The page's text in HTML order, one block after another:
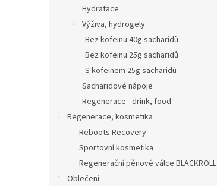
Hydratace
Výživa, hydrogely
Bez kofeinu 40g sacharidů
Bez kofeinu 25g sacharidů
S kofeinem 25g sacharidů
Sacharidové nápoje
Regenerace - drink, food
Regenerace, kosmetika
Reboots Recovery
Sportovní kosmetika
Regenerační pěnové válce BLACKROLL
Oblečení